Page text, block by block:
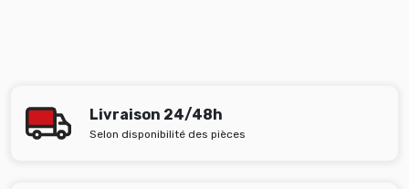
Livraison 24/48h
Selon disponibilité des pièces